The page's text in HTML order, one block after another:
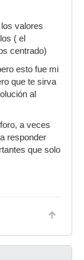
valores
( el
centrado)
esto fue mi
que te sirva
al
a veces
responder
que solo